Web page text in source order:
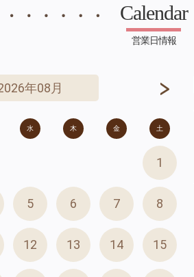
Calendar
営業日情報
年08月
水 木 金 土
1
5 6 7 8
12 13 14 15